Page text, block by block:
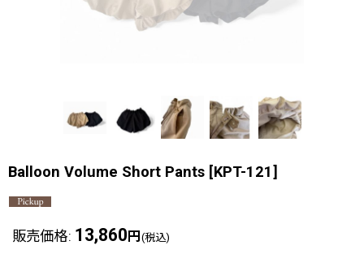
Balloon Volume Short Pants [KPT-121]
販売価格: 13,860 円 (税込)